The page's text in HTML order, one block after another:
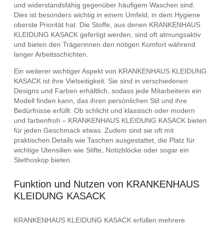
und widerstandsfähig gegenüber häufigem Waschen sind.
Dies ist besonders wichtig in einem Umfeld, in dem Hygiene
oberste Priorität hat. Die Stoffe, aus denen KRANKENHAUS
KLEIDUNG KASACK gefertigt werden, sind oft atmungsaktiv
und bieten den Trägerinnen den nötigen Komfort während
langer Arbeitsschichten.
Ein weiterer wichtiger Aspekt von KRANKENHAUS KLEIDUNG
KASACK ist ihre Vielseitigkeit. Sie sind in verschiedenen
Designs und Farben erhältlich, sodass jede Mitarbeiterin ein
Modell finden kann, das ihren persönlichen Stil und ihre
Bedürfnisse erfüllt. Ob schlicht und klassisch oder modern
und farbenfroh – KRANKENHAUS KLEIDUNG KASACK bieten
für jeden Geschmack etwas. Zudem sind sie oft mit
praktischen Details wie Taschen ausgestattet, die Platz für
wichtige Utensilien wie Stifte, Notizblöcke oder sogar ein
Stethoskop bieten.
Funktion und Nutzen von KRANKENHAUS
KLEIDUNG KASACK
KRANKENHAUS KLEIDUNG KASACK erfüllen mehrere